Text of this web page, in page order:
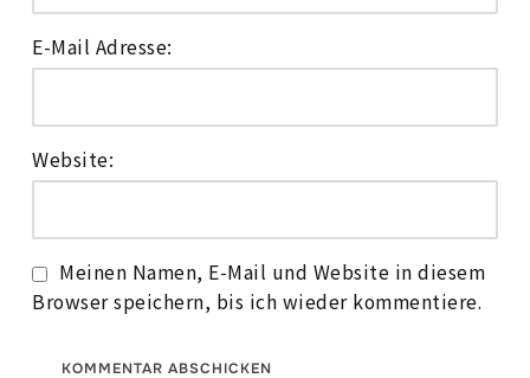
E-Mail Adresse:
Website:
Meinen Namen, E-Mail und Website in diesem
Browser speichern, bis ich wieder kommentiere.